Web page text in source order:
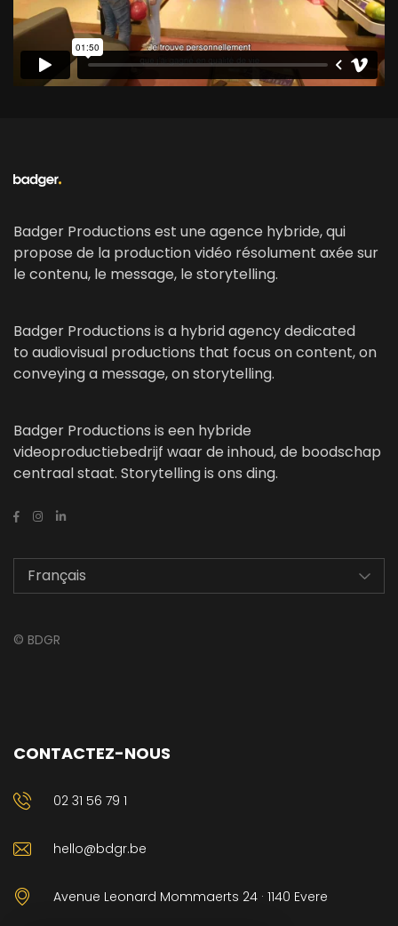
Badger Productions est une agence hybride, qui
propose de la production vidéo résolument axée sur
le contenu, le message, le storytelling.
Badger Productions is a hybrid agency dedicated
to audiovisual productions that focus on content, on
conveying a message, on storytelling.
Badger Productions is een hybride
videoproductiebedrijf waar de inhoud, de boodschap
centraal staat. Storytelling is ons ding.
© BDGR
CONTACTEZ-NOUS
02 31 56 79 1
hello@bdgr.be
Avenue Leonard Mommaerts 24 · 1140 Evere